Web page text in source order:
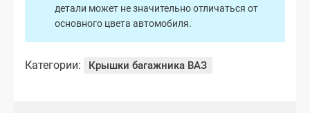
детали может не значительно отличаться от
основного цвета автомобиля.
Категории: Крышки багажника ВАЗ